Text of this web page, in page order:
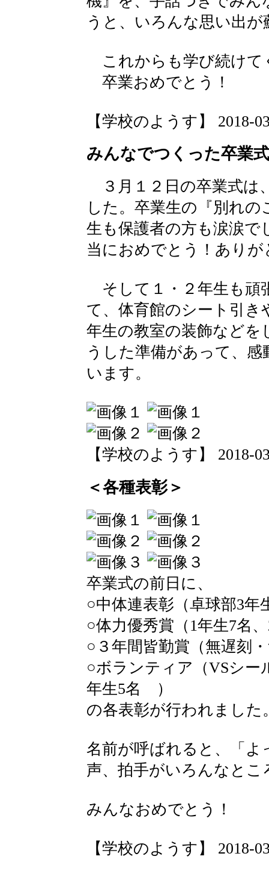
うと、いろんな思い出
これからも学び続けて
卒業おめでとう！
【学校のようす】 2018-
みんなでつくった卒業式
３月１２日の卒業式は
した。卒業生の『別れ
生も保護者の方も涙涙で
当におめでとう！ありが
そして１・２年生も頑
て、体育館のシート引き
年生の教室の装飾など
うした準備があって、
います。
【学校のようす】 2018-
＜各種表彰＞
卒業式の前日に、
○中体連表彰（卓球部3
○体力優秀賞（1年生7名
○３年間皆勤賞（無遅刻
○ボランティア（VSシ
年生5名 ）
の各表彰が行われました
名前が呼ばれると、「
声、拍手がいろんなと
みんなおめでとう！
【学校のようす】 2018-